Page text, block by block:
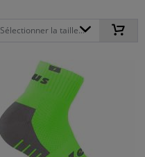
Sélectionner la taille...